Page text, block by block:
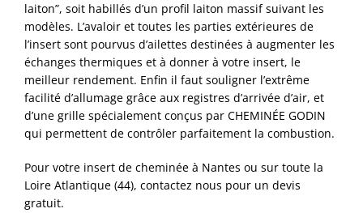
laiton”, soit habillés d’un profil laiton massif suivant les
modèles. L’avaloir et toutes les parties extérieures de
l’insert sont pourvus d’ailettes destinées à augmenter les
échanges thermiques et à donner à votre insert, le
meilleur rendement. Enfin il faut souligner l’extrême
facilité d’allumage grâce aux registres d’arrivée d’air, et
d’une grille spécialement conçus par CHEMINÉE GODIN
qui permettent de contrôler parfaitement la combustion.
Pour votre insert de cheminée à Nantes ou sur toute la
Loire Atlantique (44), contactez nous pour un devis
gratuit.